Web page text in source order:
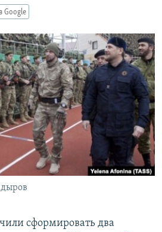
Google
сформировать два